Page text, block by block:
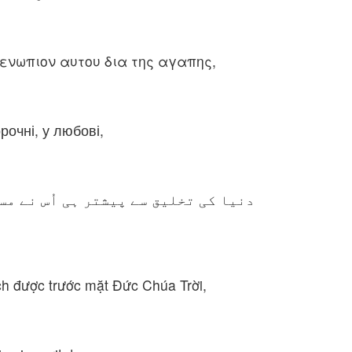
αυτου δια της αγαπης,
у любові,
دنیا کی تخلیق سے پیشتر ہی اُس نے
được trước mặt Ðức Chúa Trời,